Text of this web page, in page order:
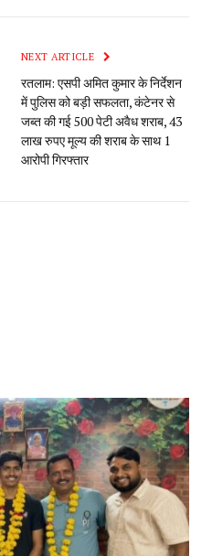
NEXT ARTICLE
रतलाम: एसपी अमित कुमार के निर्देशन
में पुलिस को बड़ी सफलता, कंटेनर से
जब्त की गई 500 पेटी अवैध शराब, 43
लाख रुपए मूल्य की शराब के साथ 1
आरोपी गिरफ्तार